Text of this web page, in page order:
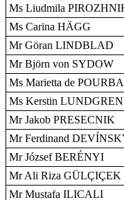
Ms Liudmila
Ms Carina HÄGG
Mr Göran LINDBLAD
Mr Björn von SYDOW
Ms Marietta de
Ms Kerstin LUNDGREN
Mr Jakob PRESECNIK
Mr Ferdinand
Mr József BERÉNYI
Mr Ali Riza GÜLÇIÇEK
Mr Mustafa ILICALI